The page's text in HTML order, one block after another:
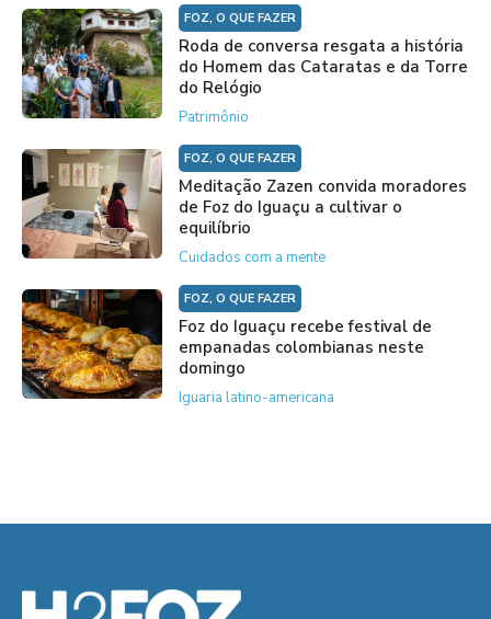
FOZ, O QUE FAZER
Roda de conversa resgata a história
do Homem das Cataratas e da Torre
do Relógio
Patrimônio
FOZ, O QUE FAZER
Meditação Zazen convida moradores
de Foz do Iguaçu a cultivar o
equilíbrio
Cuidados com a mente
FOZ, O QUE FAZER
Foz do Iguaçu recebe festival de
empanadas colombianas neste
domingo
Iguaria latino-americana